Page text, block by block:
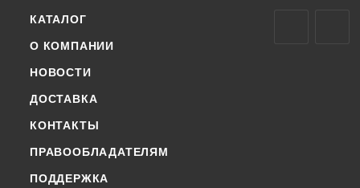
КАТАЛОГ
О КОМПАНИИ
НОВОСТИ
ДОСТАВКА
КОНТАКТЫ
ПРАВООБЛАДАТЕЛЯМ
ПОДДЕРЖКА